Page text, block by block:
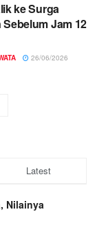
ke Surga
Jam 12
26/06/2026
Latest
Nilainya